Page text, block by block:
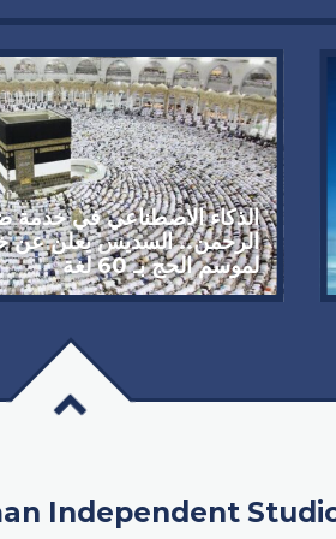
الذكاء الاصطناعي في خدمة
الرحمن.. السديس يعلن عن
لموسم الحج بـ 60 لغة
Independent